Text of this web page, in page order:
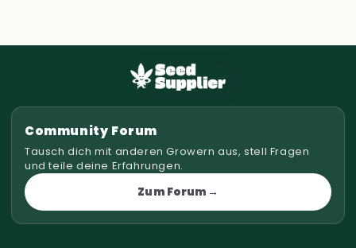
Community Forum
Tausch dich mit anderen Growern aus, stell Fragen
und teile deine Erfahrungen.
Zum Forum